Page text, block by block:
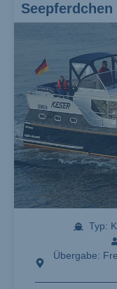
Seepferdchen
Typ:
Übergabe: